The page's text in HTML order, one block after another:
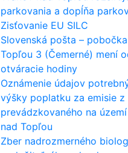
parkovania a dopĺňa
Zisťovanie EU SILC
Slovenská pošta –
Topľou 3 (Čemerné) mení
otváracie hodiny
Oznámenie údajov
výšky poplatku za emisie z
prevádzkovaného na
nad Topľou
Zber nadrozmerného